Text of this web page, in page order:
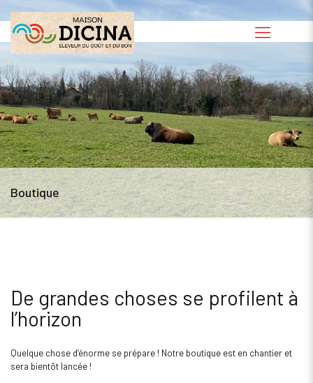
Boutique
De grandes choses se profilent à
l’horizon
Quelque chose d’énorme se prépare ! Notre boutique est en chantier et
sera bientôt lancée !